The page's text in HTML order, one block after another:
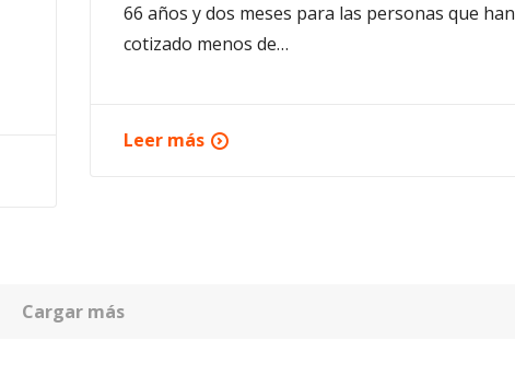
66 años y dos meses para las personas que han
cotizado menos de…
Leer más
Cargar más